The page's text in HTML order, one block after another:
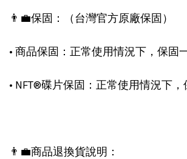
👨‍💼保固：（台灣官方原廠保固）
• 商品保固：正常使用情況下，保固
• NFT®碟片保固：正常使用情況下，
👨‍💼商品退換貨說明：